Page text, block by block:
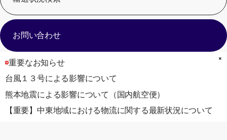
[
お問い合わせ
重要なお知らせ
台風１３号による影響について
熊本地震による影響について（国内航空便）
【重要】中東地域における物流に関する最新状況について